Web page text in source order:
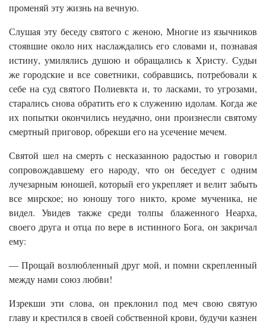
променяй эту жизнь на вечную.
Слушая эту беседу святого с женою, Многие из язычников
стоявшие около них наслаждались его словами и, познавая
истину, умилялись душою и обращались к Христу. Судьи
же городские и все советники, собравшись, потребовали к
себе на суд святого Полиевкта и, то ласками, то угрозами,
старались снова обратить его к служению идолам. Когда же
их попытки окончились неудачно, они произнесли святому
смертный приговор, обрекши его на усечение мечем.
Святой шел на смерть с несказанною радостью и говорил
сопровождавшему его народу, что он беседует с одним
лучезарным юношей, который его укрепляет и велит забыть
все мирское; но юношу того никто, кроме мученика, не
видел. Увидев также среди толпы блаженного Неарха,
своего друга и отца по вере в истинного Бога, он закричал
ему:
— Прощай возлюбленный друг мой, и помни скрепленный
между нами союз любви!
Изрекши эти слова, он преклонил под меч свою святую
главу и крестился в своей собственной крови, будучи казнен